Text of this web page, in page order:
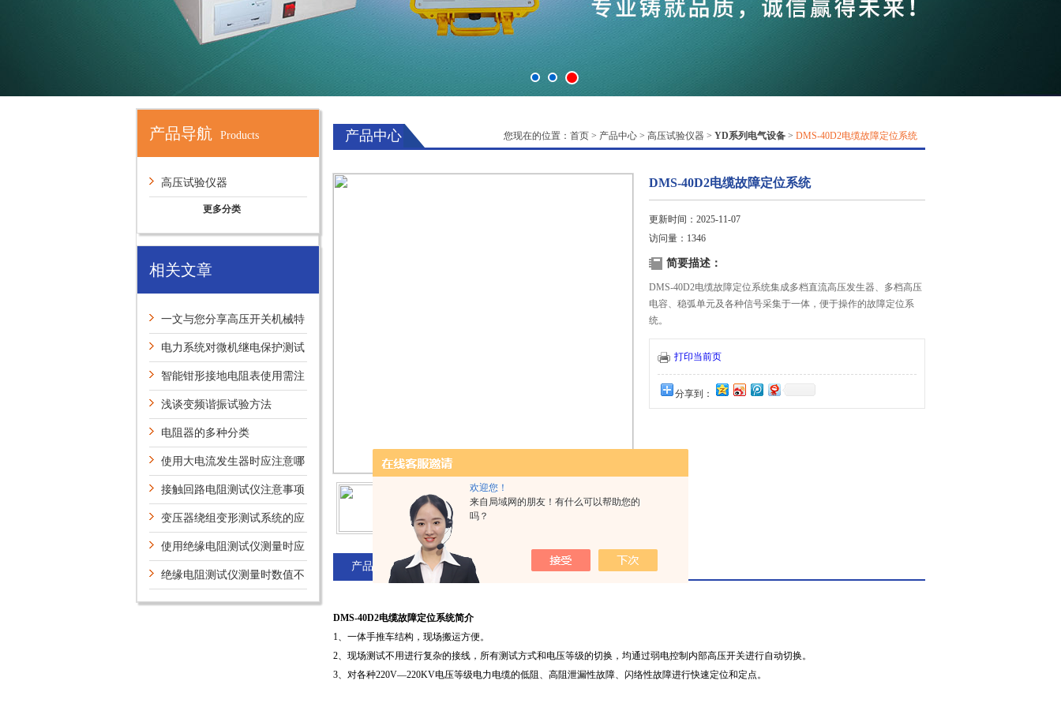
欢迎您！
来自局域网的朋友！有什么可以帮助您的
吗？
产品导航 Products
高压试验仪器
更多分类
相关文章
一文与您分享高压开关机械特
性测试仪的维护保养方法
电力系统对微机继电保护测试
仪的基本要求（上）
智能钳形接地电阻表使用需注
意是否单点接地
浅谈变频谐振试验方法
电阻器的多种分类
使用大电流发生器时应注意哪
些问题？
接触回路电阻测试仪注意事项
说明变压器绕组变形测试系统的应
用 使用绝缘电阻测试仪测量时应
注意什么？
绝缘电阻测试仪测量时数值不
准确的原因分析
产品中心 您现在的位置： 首页 > 产品中心 > 高压试验仪器 > YD系列电气设备 > DMS-40D2电缆故障定位系统
DMS-40D2电缆故障定位系统
更新时间：2025-11-07
访问量：1346
简要描述：
DMS-40D2电缆故障定位系统集成多档直流高压发生器、多档高压
电容、稳弧单元及各种信号采集于一体，便于操作的故障定位系
统。
打印当前页
分享到：
产品介绍
DMS-40D2电缆故障定位系统简介
1、一体手推车结构，现场搬运方便。
2、现场测试不用进行复杂的接线，所有测试方式和电压等级的切换，均通过弱电控制内部高压开关进行自动切换。
3、对各种220V—220KV电压等级电力电缆的低阻、高阻泄漏性故障、闪络性故障进行快速定位和定点。